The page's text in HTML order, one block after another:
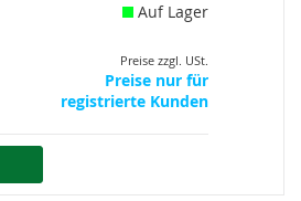
Auf Lager
Preise zzgl. USt.
Preise nur für
registrierte Kunden